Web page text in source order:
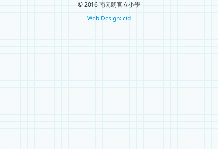
© 2016 南元朗官立小學
Web Design: ctd